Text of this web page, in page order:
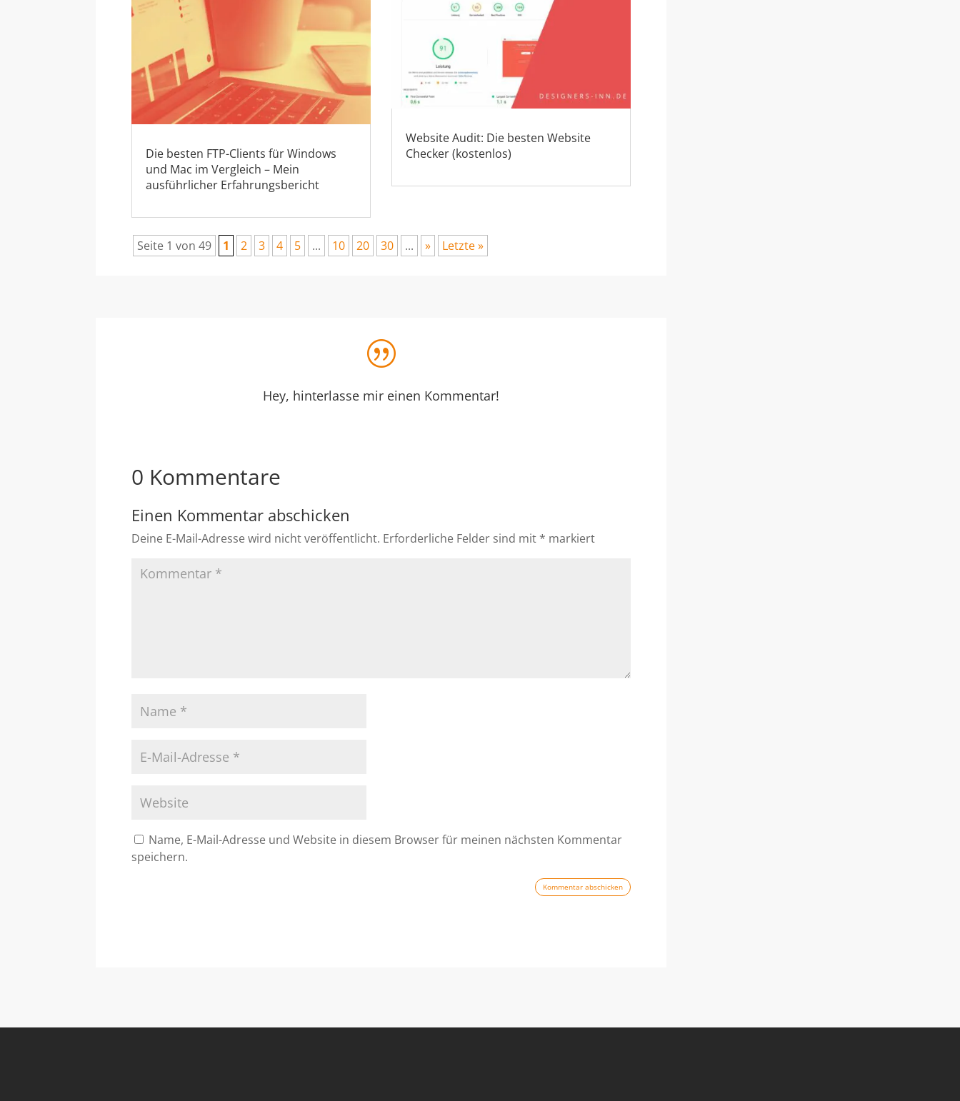
Die besten FTP-Clients für Windows
und Mac im Vergleich – Mein
ausführlicher Erfahrungsbericht
Website Audit: Die besten Website
Checker (kostenlos)
Seite 1 von 49 1 2 3 4 5 ... 10 20 30 ... » Letzte »
|
Hey, hinterlasse mir einen Kommentar!
0 Kommentare
Einen Kommentar abschicken
Deine E-Mail-Adresse wird nicht veröffentlicht. Erforderliche Felder sind mit * markiert
Name, E-Mail-Adresse und Website in diesem Browser für meinen nächsten Kommentar
speichern.
Kommentar abschicken